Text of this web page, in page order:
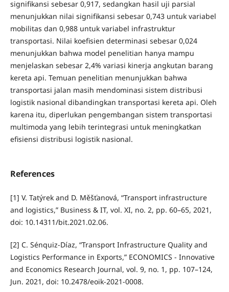
signifikansi sebesar 0,917, sedangkan hasil uji parsial
menunjukkan nilai signifikansi sebesar 0,743 untuk variabel
mobilitas dan 0,988 untuk variabel infrastruktur
transportasi. Nilai koefisien determinasi sebesar 0,024
menunjukkan bahwa model penelitian hanya mampu
menjelaskan sebesar 2,4% variasi kinerja angkutan barang
kereta api. Temuan penelitian menunjukkan bahwa
transportasi jalan masih mendominasi sistem distribusi
logistik nasional dibandingkan transportasi kereta api. Oleh
karena itu, diperlukan pengembangan sistem transportasi
multimoda yang lebih terintegrasi untuk meningkatkan
efisiensi distribusi logistik nasional.
References
[1] V. Tatýrek and D. Měšťanová, “Transport infrastructure
and logistics,” Business & IT, vol. XI, no. 2, pp. 60–65, 2021,
doi: 10.14311/bit.2021.02.06.
[2] C. Sénquiz-Díaz, “Transport Infrastructure Quality and
Logistics Performance in Exports,” ECONOMICS - Innovative
and Economics Research Journal, vol. 9, no. 1, pp. 107–124,
Jun. 2021, doi: 10.2478/eoik-2021-0008.